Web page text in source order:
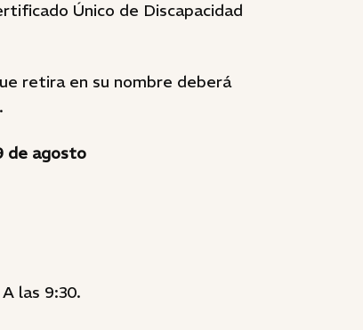
Único de Discapacidad
retira en su nombre deberá
de agosto
las 9:30.